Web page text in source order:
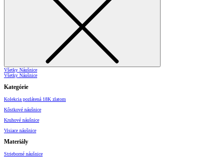
Všetky Náušnice
Všetky Náušnice
Kategórie
Kolekcia pozlátená 18K zlatom
Kôstkové náušnice
Kruhové náušnice
Visiace náušnice
Materiály
Strieborné náušnice